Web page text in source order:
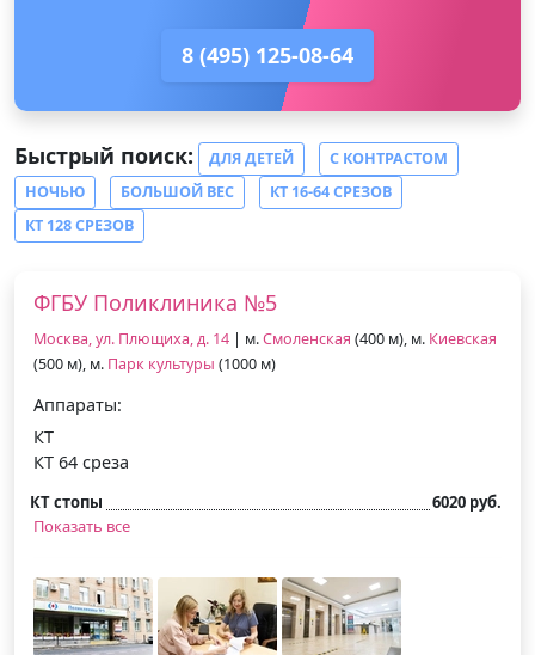
8 (495) 125-08-64
Быстрый поиск: ДЛЯ ДЕТЕЙ
С КОНТРАСТОМ
НОЧЬЮ
БОЛЬШОЙ ВЕС
КТ 16-64 СРЕЗОВ
КТ 128 СРЕЗОВ
ФГБУ Поликлиника №5
Москва, ул. Плющиха, д. 14 | м.Смоленская (400 м), м. Киевская
(500 м), м. Парк культуры (1000 м)
Аппараты:
КТ
КТ 64 среза
КТ стопы
6020 руб.
Показать все